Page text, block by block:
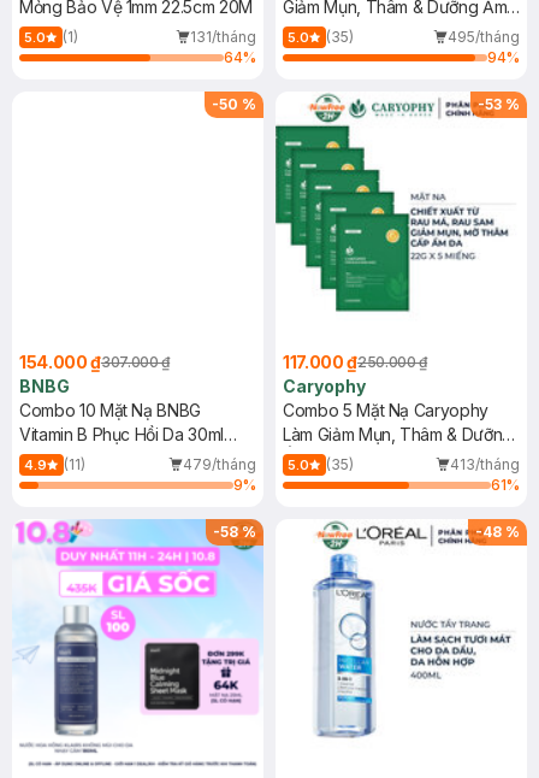
Mỏng Bảo Vệ 1mm 22.5cm 20M
5.0 (1)
131/tháng
64%
Giảm Mụn, Thâm & Dưỡng Ẩm
Da 22g
5.0 (35)
495/tháng
94%
-50 %
154.000 ₫307.000 ₫
BNBG
Combo 10 Mặt Nạ BNBG
Vitamin B Phục Hồi Da 30ml
(Mới)
4.9 (11)
479/tháng
9%
-53 %
117.000 ₫250.000 ₫
Caryophy
Combo 5 Mặt Nạ Caryophy
Làm Giảm Mụn, Thâm & Dưỡng
Ẩm Da 22g
5.0 (35)
413/tháng
61%
-58% -48 %